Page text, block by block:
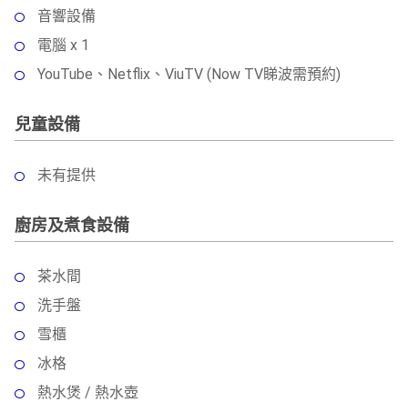
音響設備
電腦 x 1
YouTube、Netflix、ViuTV (Now TV睇波需預約)
兒童設備
未有提供
廚房及煮食設備
茶水間
洗手盤
雪櫃
冰格
熱水煲 / 熱水壺